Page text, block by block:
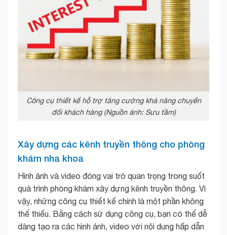
Công cụ thiết kế hỗ trợ tăng cường khả năng chuyển
đổi khách hàng (Nguồn ảnh: Sưu tầm)
Xây dựng các kênh truyền thông cho phòng
khám nha khoa
Hình ảnh và video đóng vai trò quan trọng trong suốt
quá trình phòng khám xây dựng kênh truyền thông. Vì
vậy, những công cụ thiết kế chính là một phần không
thể thiếu. Bằng cách sử dụng công cụ, bạn có thể dễ
dàng tạo ra các hình ảnh, video với nội dung hấp dẫn